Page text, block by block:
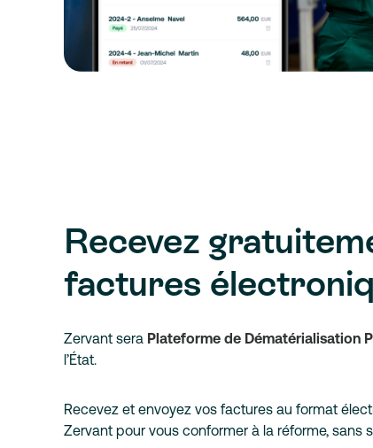
Recevez
factures
Zervant sera Plateforme de Dématérialisation
l’État.
Recevez et envoyez vos factures au format
Zervant pour vous conformer à la réforme, sans